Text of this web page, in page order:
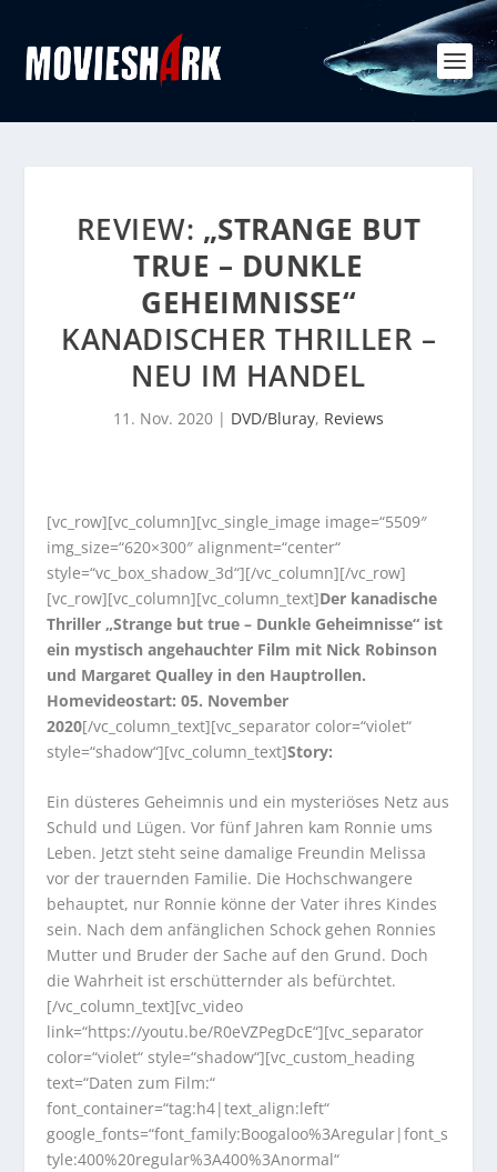
REVIEW: „STRANGE BUT
TRUE – DUNKLE
GEHEIMNISSE“
KANADISCHER THRILLER –
NEU IM HANDEL
11. Nov. 2020 | DVD/Bluray, Reviews
[vc_row][vc_column][vc_single_image image=“5509″
img_size=“620×300″ alignment=“center“
style=“vc_box_shadow_3d“][/vc_column][/vc_row]
[vc_row][vc_column][vc_column_text]Der kanadische
Thriller „Strange but true – Dunkle Geheimnisse“ ist
ein mystisch angehauchter Film mit Nick Robinson
und Margaret Qualley in den Hauptrollen.
Homevideostart: 05. November
2020[/vc_column_text][vc_separator color=“violet“
style=“shadow“][vc_column_text]Story:
Ein düsteres Geheimnis und ein mysteriöses Netz aus
Schuld und Lügen. Vor fünf Jahren kam Ronnie ums
Leben. Jetzt steht seine damalige Freundin Melissa
vor der trauernden Familie. Die Hochschwangere
behauptet, nur Ronnie könne der Vater ihres Kindes
sein. Nach dem anfänglichen Schock gehen Ronnies
Mutter und Bruder der Sache auf den Grund. Doch
die Wahrheit ist erschütternder als befürchtet.
[/vc_column_text][vc_video
link=“https://youtu.be/R0eVZPegDcE“][vc_separator
color=“violet“ style=“shadow“][vc_custom_heading
text=“Daten zum Film:“
font_container=“tag:h4|text_align:left“
google_fonts=“font_family:Boogaloo%3Aregular|font_s
tyle:400%20regular%3A400%3Anormal“